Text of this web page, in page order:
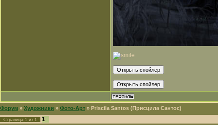
Форум » Художники » Фото-Арт » Priscila Santos (Присцила Сантос)
Страница 1 из 1 1